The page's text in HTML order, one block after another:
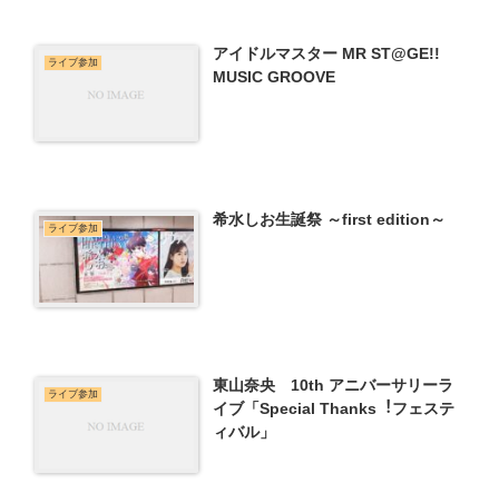
ライブ参加
アイドルマスター MR ST@GE!!
MUSIC GROOVE
ライブ参加 希水しお生誕祭 ～first edition～
ライブ参加
東山奈央 10th アニバーサリーラ
イブ「Special Thanks︕フェステ
ィバル」